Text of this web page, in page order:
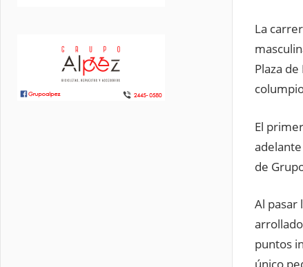
La
Plaza
El
de
Al pasar
puntos